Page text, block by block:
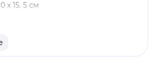
х 15. 5 см
и официально лицензированный